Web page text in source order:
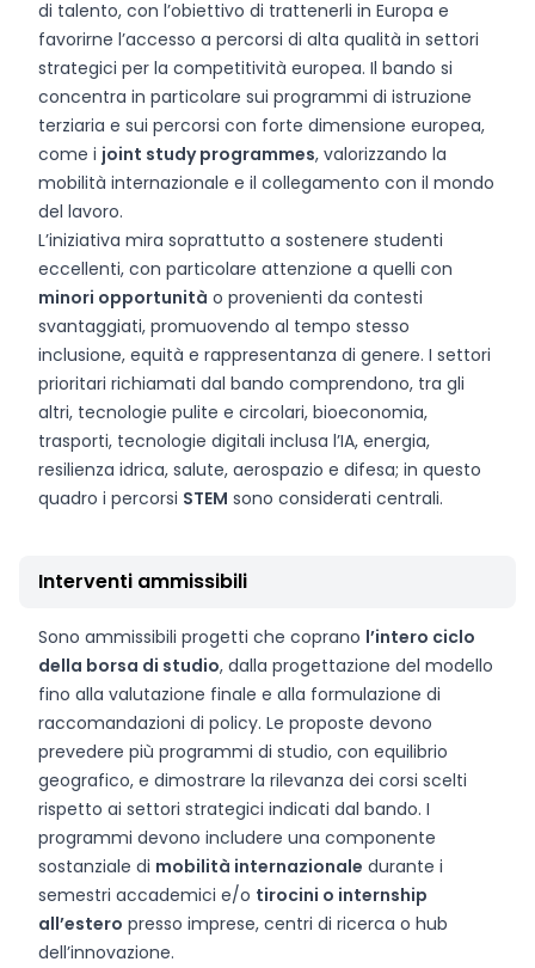
di talento, con l’obiettivo di trattenerli in Europa e
favorirne l’accesso a percorsi di alta qualità in settori
strategici per la competitività europea. Il bando si
concentra in particolare sui programmi di istruzione
terziaria e sui percorsi con forte dimensione europea,
come i joint study programmes, valorizzando la
mobilità internazionale e il collegamento con il mondo
del lavoro.
L’iniziativa mira soprattutto a sostenere studenti
eccellenti, con particolare attenzione a quelli con
minori opportunità o provenienti da contesti
svantaggiati, promuovendo al tempo stesso
inclusione, equità e rappresentanza di genere. I settori
prioritari richiamati dal bando comprendono, tra gli
altri, tecnologie pulite e circolari, bioeconomia,
trasporti, tecnologie digitali inclusa l’IA, energia,
resilienza idrica, salute, aerospazio e difesa; in questo
quadro i percorsi STEM sono considerati centrali.
Interventi ammissibili
Sono ammissibili progetti che coprano l’intero ciclo
della borsa di studio, dalla progettazione del modello
fino alla valutazione finale e alla formulazione di
raccomandazioni di policy. Le proposte devono
prevedere più programmi di studio, con equilibrio
geografico, e dimostrare la rilevanza dei corsi scelti
rispetto ai settori strategici indicati dal bando. I
programmi devono includere una componente
sostanziale di mobilità internazionale durante i
semestri accademici e/o tirocini o internship
all’estero presso imprese, centri di ricerca o hub
dell’innovazione.